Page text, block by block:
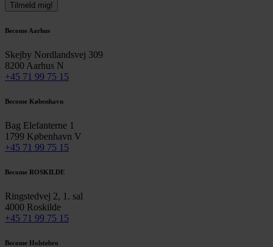
Tilmeld mig!
Become Aarhus
Skejby Nordlandsvej 309
8200 Aarhus N
+45 71 99 75 15
Become København
Bag Elefanterne 1
1799 København V
+45 71 99 75 15
Become ROSKILDE
Ringstedvej 2, 1. sal
4000 Roskilde
+45 71 99 75 15
Become Holstebro